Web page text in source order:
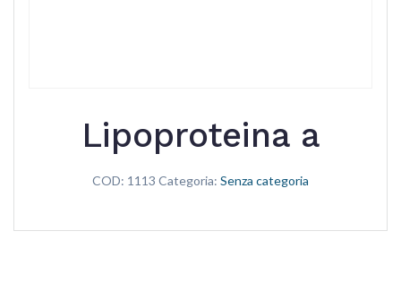
Lipoproteina a
COD: 1113 Categoria: Senza categoria